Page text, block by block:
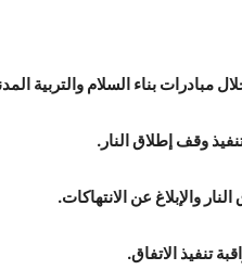
بناء السلام والتربية
والإبلاغ عن الانتهاكات.
تنفيذ الاتفاق.